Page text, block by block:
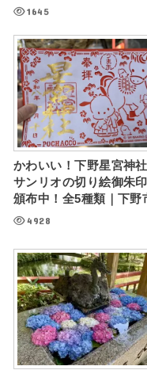
1645
かわいい！下野星宮神
サンリオの切り絵御朱
頒布中！全5種類｜下野
4928